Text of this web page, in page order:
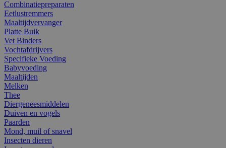
Combinatiepreparaten
Eetlustremmers
Maaltijdvervanger
Platte Buik
Vet Binders
Vochtafdrijvers
Specifieke Voeding
Babyvoeding
Maaltijden
Melken
Thee
Diergeneesmiddelen
Duiven en vogels
Paarden
Mond, muil of snavel
Insecten dieren